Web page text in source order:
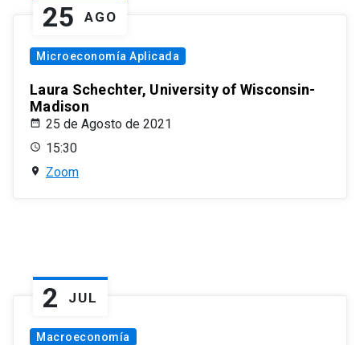
25 AGO
Microeconomía Aplicada
Laura Schechter, University of Wisconsin-
Madison
25 de Agosto de 2021
15:30
Zoom
2 JUL
Macroeconomía